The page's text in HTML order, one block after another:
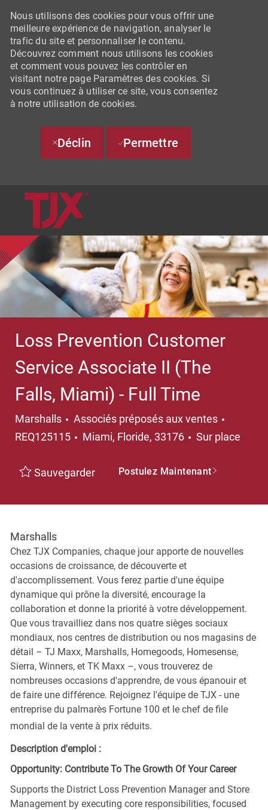
SKIP TO MAIN CONTENT
Nous utilisons des cookies pour vous offrir une
meilleure expérience de navigation, analyser le
trafic du site et personnaliser le contenu.
Découvrez comment nous utilisons les cookies
et comment vous pouvez les contrôler en
visitant notre page Paramètres des cookies. Si
vous continuez à utiliser ce site, vous consentez
à notre utilisation de cookies.
Déclin Permettre
Loss Prevention Customer
Service Associate II (The
Falls, Miami) - Full Time
Marshalls Catégorie
Associés préposés aux ventes
REQ125115
Emplacement
Miami, Floride, 33176 Sur place
Sauvegarder Postulez Maintenant
Marshalls
Chez TJX Companies, chaque jour apporte de nouvelles
occasions de croissance, de découverte et
d'accomplissement. Vous ferez partie d'une équipe
dynamique qui prône la diversité, encourage la
collaboration et donne la priorité à votre développement.
Que vous travailliez dans nos quatre sièges sociaux
mondiaux, nos centres de distribution ou nos magasins de
détail – TJ Maxx, Marshalls, Homegoods, Homesense,
Sierra, Winners, et TK Maxx –, vous trouverez de
nombreuses occasions d'apprendre, de vous épanouir et
de faire une différence. Rejoignez l'équipe de TJX - une
entreprise du palmarès Fortune 100 et le chef de file
mondial de la vente à prix réduits.
Description d'emploi :
Opportunity: Contribute To The Growth Of Your Career
Supports the District Loss Prevention Manager and Store
Management by executing core responsibilities, focused